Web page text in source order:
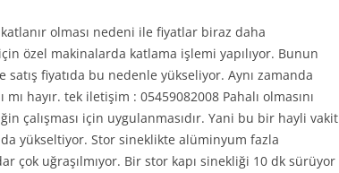
olması nedeni ile fiyatlar biraz daha
özel makinalarda katlama işlemi yapılıyor. Bunun
fiyatıda bu nedenle yükseliyor. Aynı zamanda
hayır. tek iletişim : 05459082008 Pahalı olmasını
çalışması için uygulanmasıdır. Yani bu bir hayli vakit
yükseltiyor. Stor sineklikte alüminyum fazla
çok uğraşılmıyor. Bir stor kapı sinekliği 10 dk sürüyor